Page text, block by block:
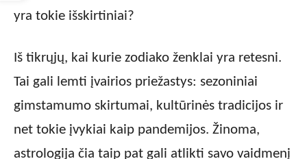
yra tokie išskirtiniai?
Iš tikrųjų, kai kurie zodiako ženklai yra retesni.
Tai gali lemti įvairios priežastys: sezoniniai
gimstamumo skirtumai, kultūrinės tradicijos ir
net tokie įvykiai kaip pandemijos. Žinoma,
astrologija čia taip pat gali atlikti savo vaidmenį